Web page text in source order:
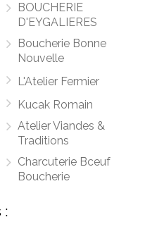
BOUCHERIE
D'EYGALIERES
Boucherie Bonne
Nouvelle
L'Atelier Fermier
Kucak Romain
Atelier Viandes &
Traditions
Charcuterie Bceuf
Boucherie
: